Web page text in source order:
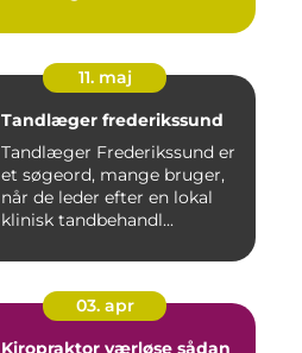
11. maj
Tandlæger frederikssund
Tandlæger Frederikssund er
et søgeord, mange bruger,
når de leder efter en lokal
klinisk tandbehandl...
03. apr
Kiropraktor værløse sådan